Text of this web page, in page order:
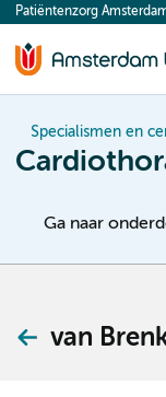
content
Patiëntenzorg
Specialismen en
Ga naar
van